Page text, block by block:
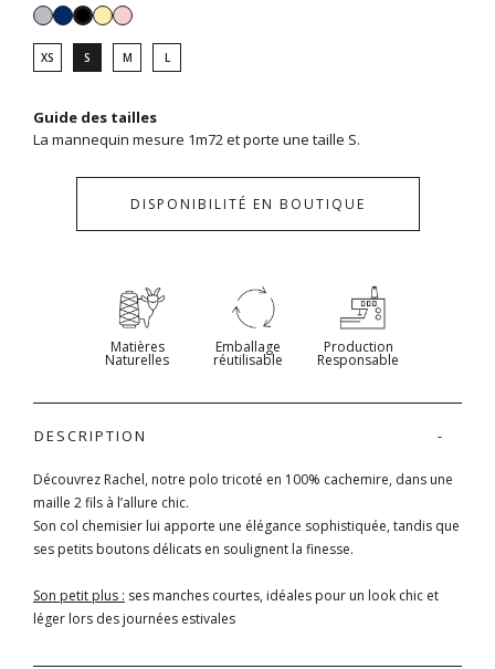
Gris
perle
Navy
NoirJaune
vanille
pastel
XS S M L
Guide des tailles
La mannequin mesure 1m72 et porte une taille S.
DISPONIBILITÉ EN BOUTIQUE
Matières
Naturelles
Emballage
réutilisable
Production
Responsable
DESCRIPTION
Découvrez Rachel, notre polo tricoté en 100% cachemire, dans une
maille 2 fils à l’allure chic.
Son col chemisier lui apporte une élégance sophistiquée, tandis que
ses petits boutons délicats en soulignent la finesse.
Son petit plus : ses manches courtes, idéales pour un look chic et
léger lors des journées estivales